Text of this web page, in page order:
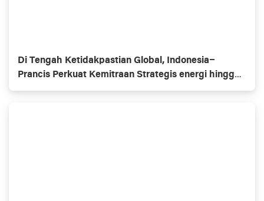
Di Tengah Ketidakpastian Global, Indonesia–
Prancis Perkuat Kemitraan Strategis energi hingga
pendidikan